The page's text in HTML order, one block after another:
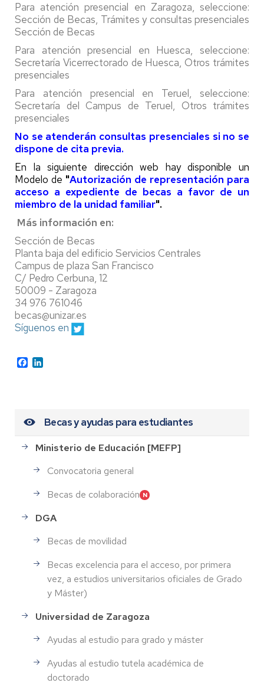
Para atención presencial en Zaragoza, seleccione:
Sección de Becas, Trámites y consultas presenciales
Sección de Becas
Para atención presencial en Huesca, seleccione:
Secretaría Vicerrectorado de Huesca, Otros trámites
presenciales
Para atención presencial en Teruel, seleccione:
Secretaría del Campus de Teruel, Otros trámites
presenciales
No se atenderán consultas presenciales si no se
dispone de cita previa.
En la siguiente dirección web hay disponible un
Modelo de "Autorización de representación para
acceso a expediente de becas a favor de un
miembro de la unidad familiar".
Más información en:
Sección de Becas
Planta baja del edificio Servicios Centrales
Campus de plaza San Francisco
C/ Pedro Cerbuna, 12
50009 - Zaragoza
34 976 761046
becas@unizar.es
Síguenos en
Facebook
Becas y ayudas para estudiantes
Ministerio de Educación [MEFP]
Convocatoria general
Becas de colaboración
DGA
Becas de movilidad
Becas excelencia para el acceso, por primera
vez, a estudios universitarios oficiales de Grado
y Máster)
Universidad de Zaragoza
Ayudas al estudio para grado y máster
Ayudas al estudio tutela académica de
doctorado